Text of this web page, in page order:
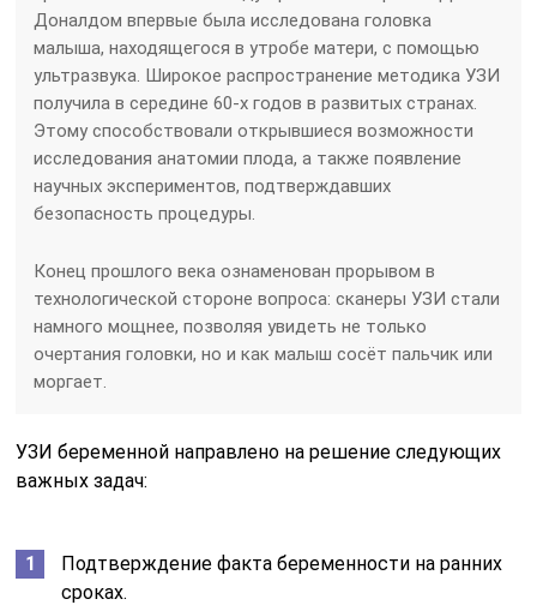
Доналдом впервые была исследована головка
малыша, находящегося в утробе матери, с помощью
ультразвука. Широкое распространение методика УЗИ
получила в середине 60-х годов в развитых странах.
Этому способствовали открывшиеся возможности
исследования анатомии плода, а также появление
научных экспериментов, подтверждавших
безопасность процедуры.
Конец прошлого века ознаменован прорывом в
технологической стороне вопроса: сканеры УЗИ стали
намного мощнее, позволяя увидеть не только
очертания головки, но и как малыш сосёт пальчик или
моргает.
УЗИ беременной направлено на решение следующих
важных задач:
Подтверждение факта беременности на ранних
сроках.